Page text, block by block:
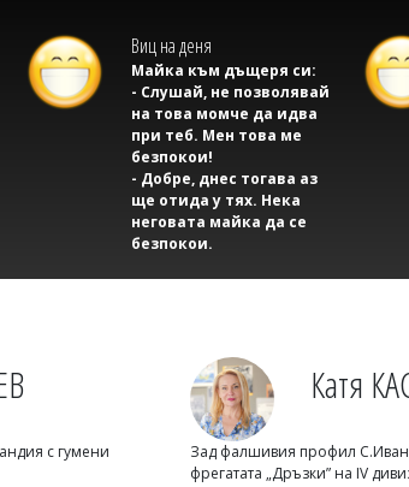
Виц на деня
Майка към дъщеря си:
- Слушай, не позволявай
на това момче да идва
при теб. Мен това ме
безпокои!
- Добре, днес тогава аз
ще отида у тях. Нека
неговата майка да се
безпокои.
с гумени
Катя
Зад фалшивия профил
фрегатата „Дръзки” на IV